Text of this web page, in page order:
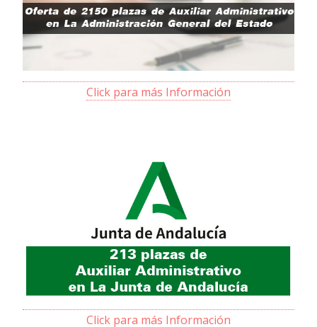
Click para más Información
Click para más Información